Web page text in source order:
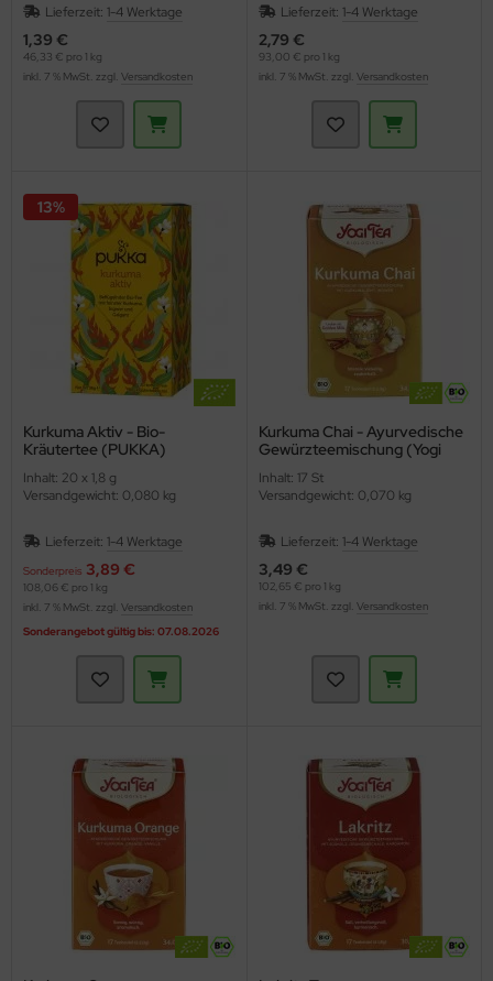
Lieferzeit: 1-4 Werktage
1,39 €
46,33 € pro 1 kg
inkl. 7 % MwSt. zzgl. Versandkosten
Lieferzeit: 1-4 Werktage
2,79 €
93,00 € pro 1 kg
inkl. 7 % MwSt. zzgl. Versandkosten
Kurkuma Aktiv - Bio-
Kräutertee (PUKKA)
Inhalt: 20 x 1,8 g
Versandgewicht: 0,080 kg
Lieferzeit: 1-4 Werktage
Sonderpreis 3,89 €
13%
108,06 € pro 1 kg
inkl. 7 % MwSt. zzgl. Versandkosten
Sonderangebot gültig bis: 07.08.2026
Kurkuma Chai - Ayurvedische
Gewürzteemischung (Yogi
Inhalt: 17 St
Versandgewicht: 0,070 kg
Lieferzeit: 1-4 Werktage
3,49 €
102,65 € pro 1 kg
inkl. 7 % MwSt. zzgl. Versandkosten